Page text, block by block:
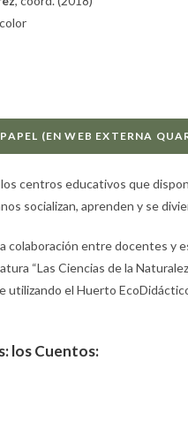
(EN WEB EXTERNA
centros educativos que
socializan, aprenden y se
entre docentes y
“Las Ciencias de la
utilizando el Huerto
los Cuentos: